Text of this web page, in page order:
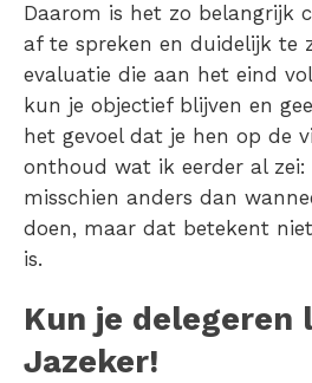
Daarom is het zo belangrijk
af te spreken en duidelijk te
evaluatie die aan het eind
kun je objectief blijven en
het gevoel dat je hen op de
onthoud wat ik eerder al zei:
misschien anders dan
doen, maar dat betekent
is.
Kun je delegeren
Jazeker!